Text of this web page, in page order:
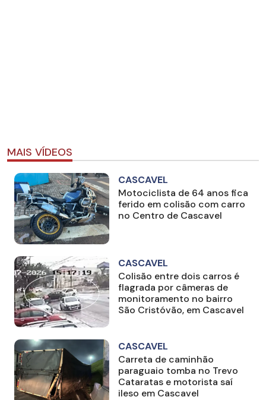
MAIS VÍDEOS
CASCAVEL
Motociclista de 64 anos fica
ferido em colisão com carro
no Centro de Cascavel
CASCAVEL
Colisão entre dois carros é
flagrada por câmeras de
monitoramento no bairro
São Cristóvão, em Cascavel
CASCAVEL
Carreta de caminhão
paraguaio tomba no Trevo
Cataratas e motorista saí
ileso em Cascavel